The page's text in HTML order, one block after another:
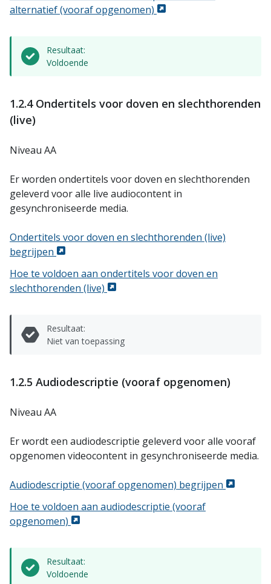
alternatief (vooraf opgenomen)
Resultaat:
Voldoende
1.2.4 Ondertitels voor doven en slechthorenden
(live)
Niveau AA
Er worden ondertitels voor doven en slechthorenden
geleverd voor alle live audiocontent in
gesynchroniseerde media.
Ondertitels voor doven en slechthorenden (live)
begrijpen
Hoe te voldoen aan ondertitels voor doven en
slechthorenden (live)
Resultaat:
Niet van toepassing
1.2.5 Audiodescriptie (vooraf opgenomen)
Niveau AA
Er wordt een audiodescriptie geleverd voor alle vooraf
opgenomen videocontent in gesynchroniseerde media.
Audiodescriptie (vooraf opgenomen) begrijpen
Hoe te voldoen aan audiodescriptie (vooraf
opgenomen)
Resultaat:
Voldoende